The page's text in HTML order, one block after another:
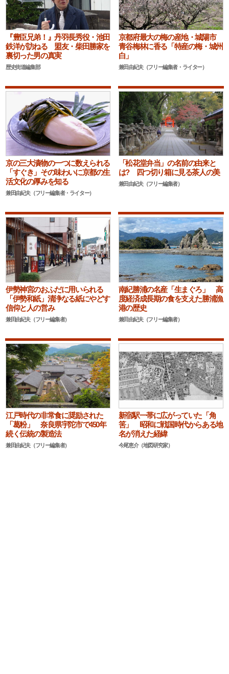
『豊臣兄弟！』丹羽長秀役・池田
鉄洋が訪ねる 盟友・柴田勝家を
裏切った男の真実
歴史街道編集部
京都府最大の梅の産地・城陽市
青谷梅林に香る「特産の梅・城州
白」
兼田由紀夫（フリー編集者・ライター）
京の三大漬物の一つに数えられる
「すぐき」その味わいに京都の生
活文化の厚みを知る
兼田由紀夫（フリー編集者・ライター）
「松花堂弁当」の名前の由来と
は? 四つ切り箱に見る茶人の美
兼田由紀夫（フリー編集者）
伊勢神宮のおふだに用いられる
「伊勢和紙」清浄なる紙にやどす
信仰と人の営み
兼田由紀夫（フリー編集者）
南紀勝浦の名産「生まぐろ」 高
度経済成長期の食を支えた勝浦漁
港の歴史
兼田由紀夫（フリー編集者）
江戸時代の非常食に奨励された
「葛粉」 奈良県宇陀市で450年
続く伝統の製造法
兼田由紀夫（フリー編集者）
新宿駅一帯に広がっていた「角
筈」 昭和に戦国時代からある地
名が消えた経緯
今尾恵介（地図研究家）